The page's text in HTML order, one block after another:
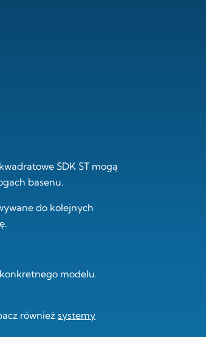
SDK ST mogą
basenu.
do kolejnych
modelu.
równieżsystemy